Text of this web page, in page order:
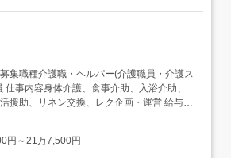
募集職種介護職・ヘルパー(介護職員・介護ス
仕事内容身体介護、食事介助、入浴介助、
援助、リネン交換、レク企画・運営 給与・
181,500〜217,500円<基本給>164,200〜
手当:5,000〜15,000円処遇改善手...
円～21万7,500円